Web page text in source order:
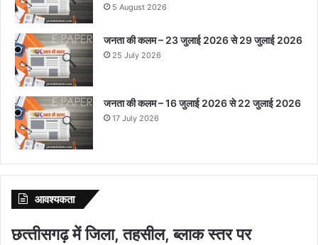
5 August 2026
जनता की कलम – 23 जुलाई 2026 से 29 जुलाई 2026
25 July 2026
जनता की कलम – 16 जुलाई 2026 से 22 जुलाई 2026
17 July 2026
आवश्‍यकता
छत्‍तीसगढ़ में जिला, तहसील, ब्‍लाक स्‍तर पर